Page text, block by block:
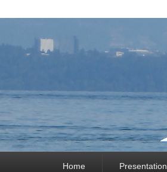
Home Presentation